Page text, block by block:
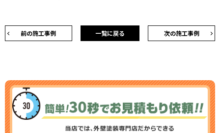
前の施工事例 次の施工事例
一覧に戻る